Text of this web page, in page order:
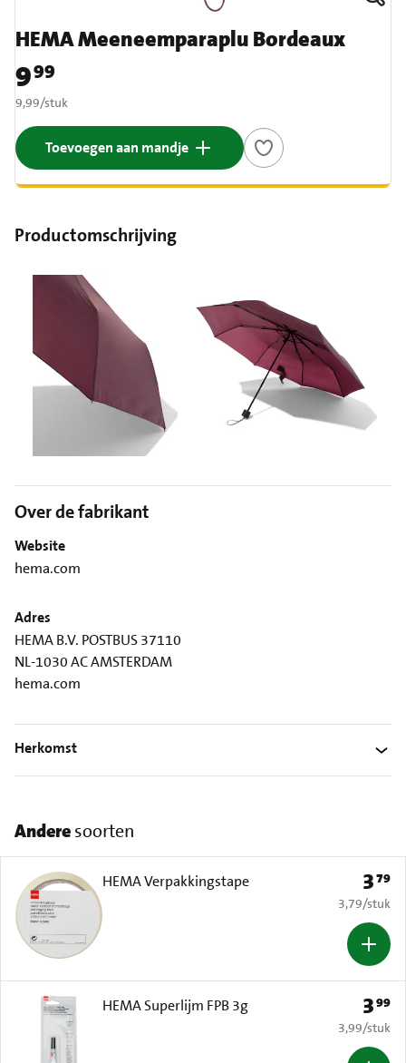
HEMA Meeneemparaplu Bordeaux
Prijs: € 9,99
999
€ 9,99 per stuk
9,99/stuk
Toevoegen aan mandje
Productomschrijving
Over de fabrikant
Website
hema.com
Adres
HEMA B.V. POSTBUS 37110
NL-1030 AC AMSTERDAM
hema.com
Herkomst
Anderesoorten
HEMA Verpakkingstape Prijs:
379
€ 3,79 per
3,79/stuk
HEMA Superlijm FPB 3g Prijs:
399
€ 3,99 per
3,99/stuk